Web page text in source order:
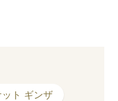
ト ギンザ